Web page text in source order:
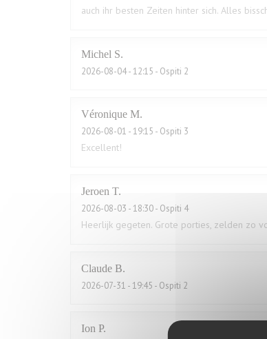
auch ihr besten Zeiten hinter sich. Alles
Michel S
2026-08-04- 12:15 - Ospiti 2
Véronique M
2026-08-01 - 19:15 - Ospiti 3
Excellent!
Jeroen T
2026-08-03 - 18:30 - Ospiti 4
Heerlijk gegeten. Grote porties, zelden zo
Claude B
2026-07-31 - 19:45 - Ospiti 2
Ion P